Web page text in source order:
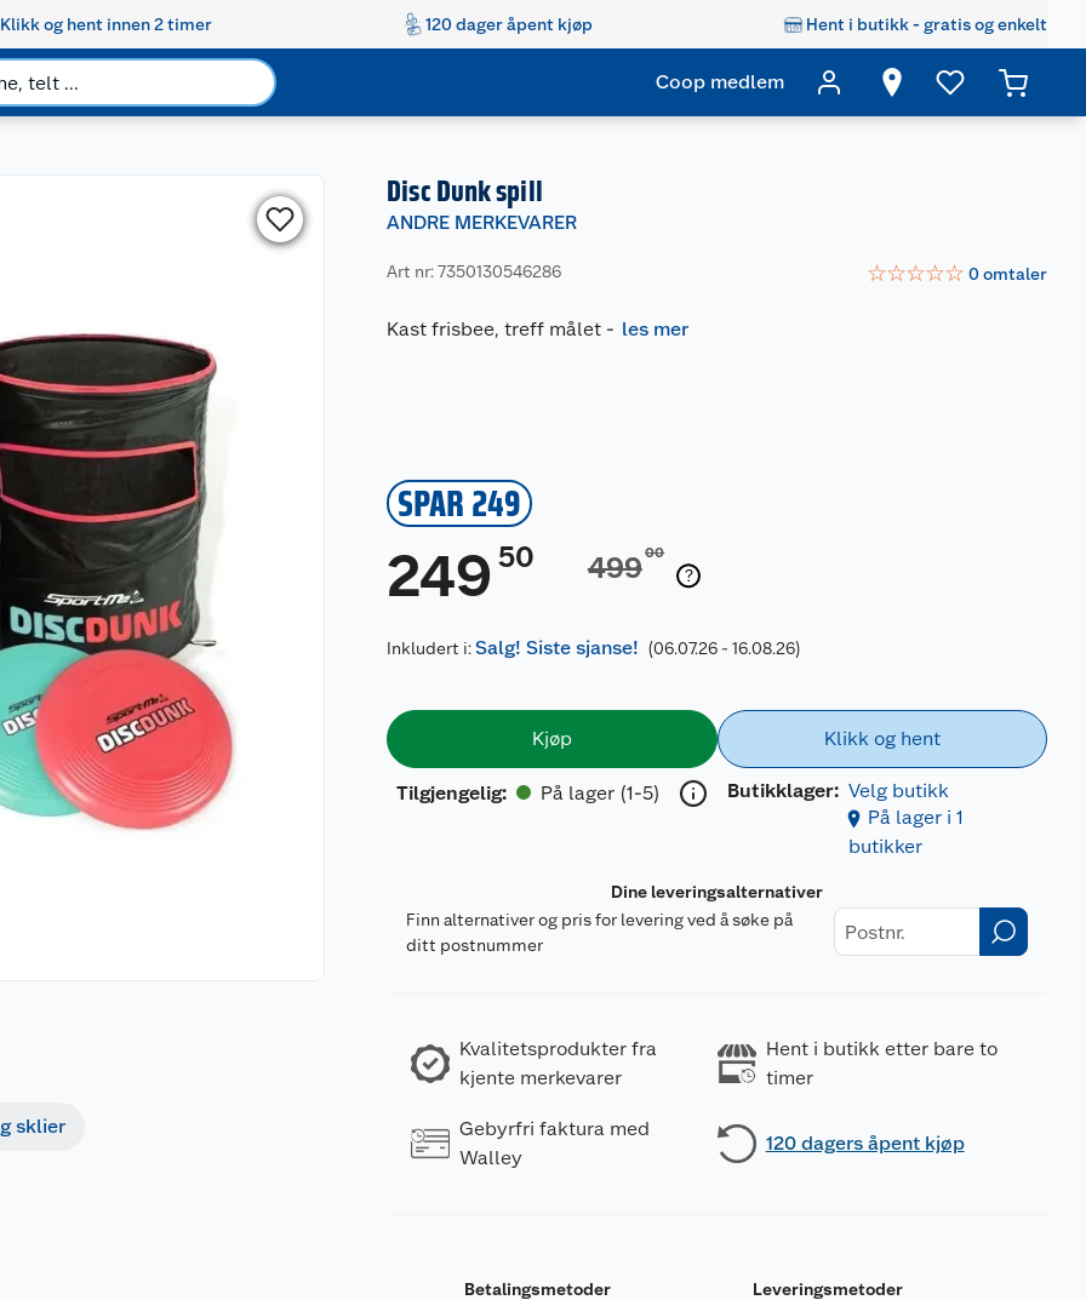
Klikk og hent innen 2 timer 120 dager åpent kjøp Hent i butikk - gratis og enkelt
Coop medlem
sklier
Disc Dunk spill
ANDRE MERKEVARER
Art nr: 7350130546286 ☆☆☆☆☆ 0omtaler
Kast frisbee, treff målet - les mer
SPAR 249
249 50 49900
Inkludert i:Salg! Siste sjanse! (06.07.26 - 16.08.26)
Kjøp
Tilgjengelig: På lager (1-5)
Klikk og hent
Butikklager: Velg butikk
På lager i 1
butikker
Dine leveringsalternativer
Finn alternativer og pris for levering ved å søke på
ditt postnummer
Kvalitetsprodukter fra
kjente merkevarer
Hent i butikk etter bare to
timer
Gebyrfri faktura med
Walley
120 dagers åpent kjøp
Betalingsmetoder Leveringsmetoder